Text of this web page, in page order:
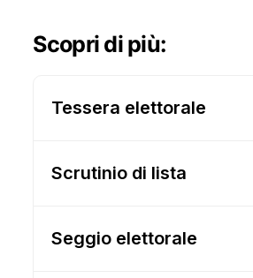
Scopri di più:
Tessera elettorale
Scrutinio di lista
Seggio elettorale